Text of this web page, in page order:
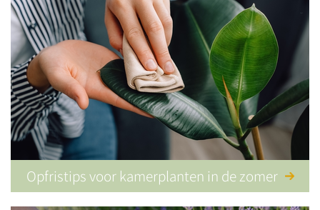
Opfristips voor kamerplanten in de zomer